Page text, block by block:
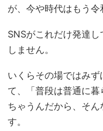
が、今や時代はもう令
SNSがこれだけ発達
しません。
いくらその場ではみ
て、「普段は普通に
ちゃうんだから、そ
す。